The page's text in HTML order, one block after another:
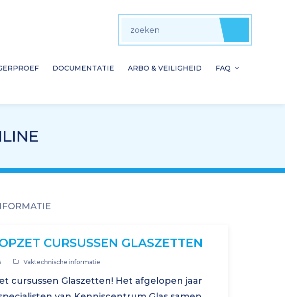
DOCUMENTATIE ARBO & VEILIGHEID FAQ
CURSUSSEN GLASZETTEN
Vaktechnische informatie
cursussen Glaszetten! Het afgelopen jaar